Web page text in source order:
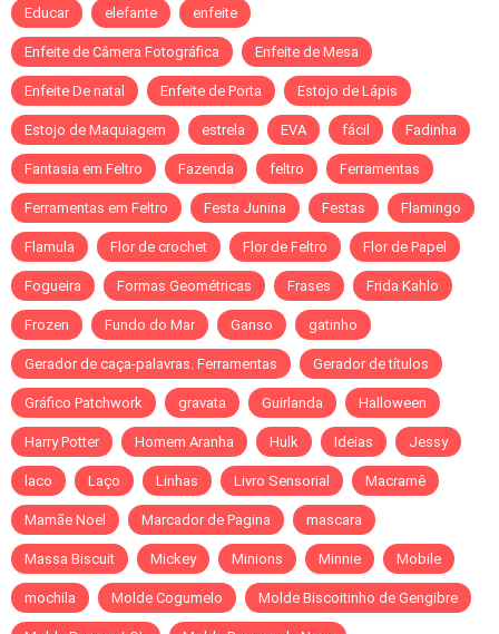
Educar elefante enfeite
Enfeite de Câmera Fotográfica Enfeite de Mesa
Enfeite De natal Enfeite de Porta Estojo de Lápis
Estojo de Maquiagem estrela EVA fácil Fadinha
Fantasia em Feltro Fazenda feltro Ferramentas
Ferramentas em Feltro Festa Junina Festas Flamingo
Flamula Flor de crochet Flor de Feltro Flor de Papel
Fogueira Formas Geométricas Frases Frida Kahlo
Frozen Fundo do Mar Ganso gatinho
Gerador de caça-palavras. Ferramentas Gerador de títulos
Gráfico Patchwork gravata Guirlanda Halloween
Harry Potter Homem Aranha Hulk Ideias Jessy
laco Laço Linhas Livro Sensorial Macramê
Mamãe Noel Marcador de Pagina mascara
Massa Biscuit Mickey Minions Minnie Mobile
mochila Molde Cogumelo Molde Biscoitinho de Gengibre